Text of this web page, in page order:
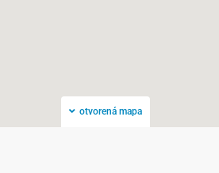
otvorená mapa